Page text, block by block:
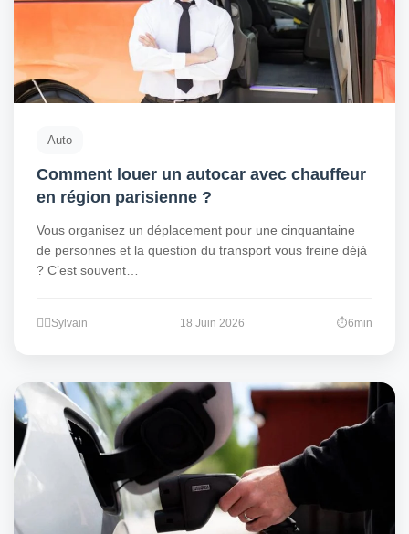
Auto
Comment louer un autocar avec chauffeur
en région parisienne ?
Vous organisez un déplacement pour une cinquantaine
de personnes et la question du transport vous freine déjà
? C’est souvent…
Sylvain 18 Juin 2026 6min